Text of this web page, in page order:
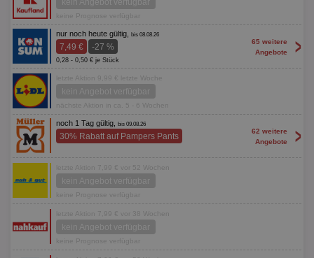
kein Angebot verfügbar
keine Prognose verfügbar
nur noch heute gültig, bis 08.08.26
7,49 € -27 %
0,28 - 0,50 € je Stück
65 weitere
Angebote
>
letzte Aktion 9,99 € letzte Woche
kein Angebot verfügbar
nächste Aktion in ca. 5 - 6 Wochen
noch 1 Tag gültig, bis 09.08.26
30% Rabatt auf Pampers Pants
62 weitere
Angebote
>
letzte Aktion 7,99 € vor 52 Wochen
kein Angebot verfügbar
keine Prognose verfügbar
letzte Aktion 7,99 € vor 38 Wochen
kein Angebot verfügbar
keine Prognose verfügbar